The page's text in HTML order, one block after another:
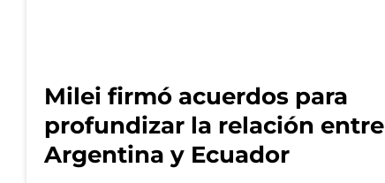
Milei firmó acuerdos para
profundizar la relación entre
Argentina y Ecuador